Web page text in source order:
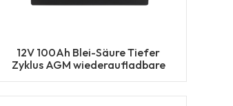
12V 100Ah Blei-Säure Tiefer
Zyklus AGM wiederaufladbare